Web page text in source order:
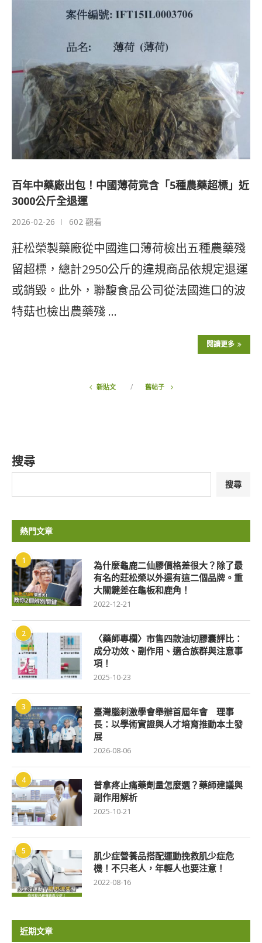
百年中藥廠出包！中國薄荷竟含「5種農藥超標」近
3000公斤全退運
2026-02-26 602 觀看
莊松榮製藥廠從中國進口薄荷檢出五種農藥殘
留超標，總計2950公斤的違規商品依規定退運
或銷毀。此外，聯馥食品公司從法國進口的波
特菇也檢出農藥殘 …
閱讀更多
新貼文 舊帖子
搜尋
搜尋
熱門文章
1
為什麼龜鹿二仙膠價格差很大？除了最
有名的莊松榮以外還有這二個品牌。重
大關鍵差在龜板和鹿角！
2022-12-21
2
〈藥師專欄〉市售四款油切膠囊評比：
成分功效、副作用、適合族群與注意事
項！
2025-10-23
3
臺灣腦刺激學會舉辦首屆年會 理事
長：以學術實證與人才培育推動本土發
展
2026-08-06
4
普拿疼止痛藥劑量怎麼選？藥師建議與
副作用解析
2025-10-21
5
肌少症營養品搭配運動挽救肌少症危
機！不只老人，年輕人也要注意！
2022-08-16
近期文章